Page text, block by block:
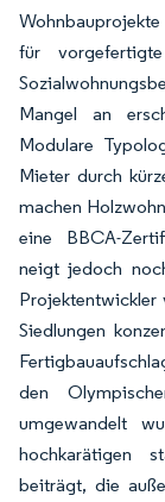
für
Mangel an
Modulare
Mieter durch
machen
eine BBCA-
neigt jedoch
Siedlungen
den
umgewandelt
hochkarätigen
beiträgt, die